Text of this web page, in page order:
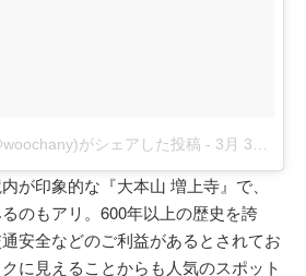
がシェアした投稿 - 3月 30, 2018 at 8:05午前 PDT
が印象的な『大本山 増上寺』で、
のもアリ。600年以上の歴史を誇
安全などのご利益があるとされてお
に見えることからも人気のスポット